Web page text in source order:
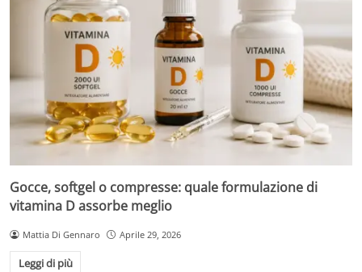
Gocce, softgel o compresse: quale formulazione di
vitamina D assorbe meglio
Mattia Di Gennaro Aprile 29, 2026
Leggi di più